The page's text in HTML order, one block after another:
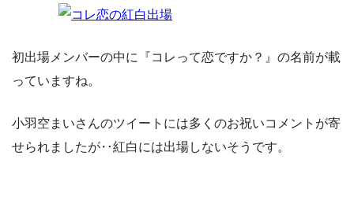
初出場メンバーの中に『コレって恋ですか？』の名前が載
っていますね。
小羽空まいさんのツイートには多くのお祝いコメントが寄
せられましたが‥紅白には出場しないそうです。